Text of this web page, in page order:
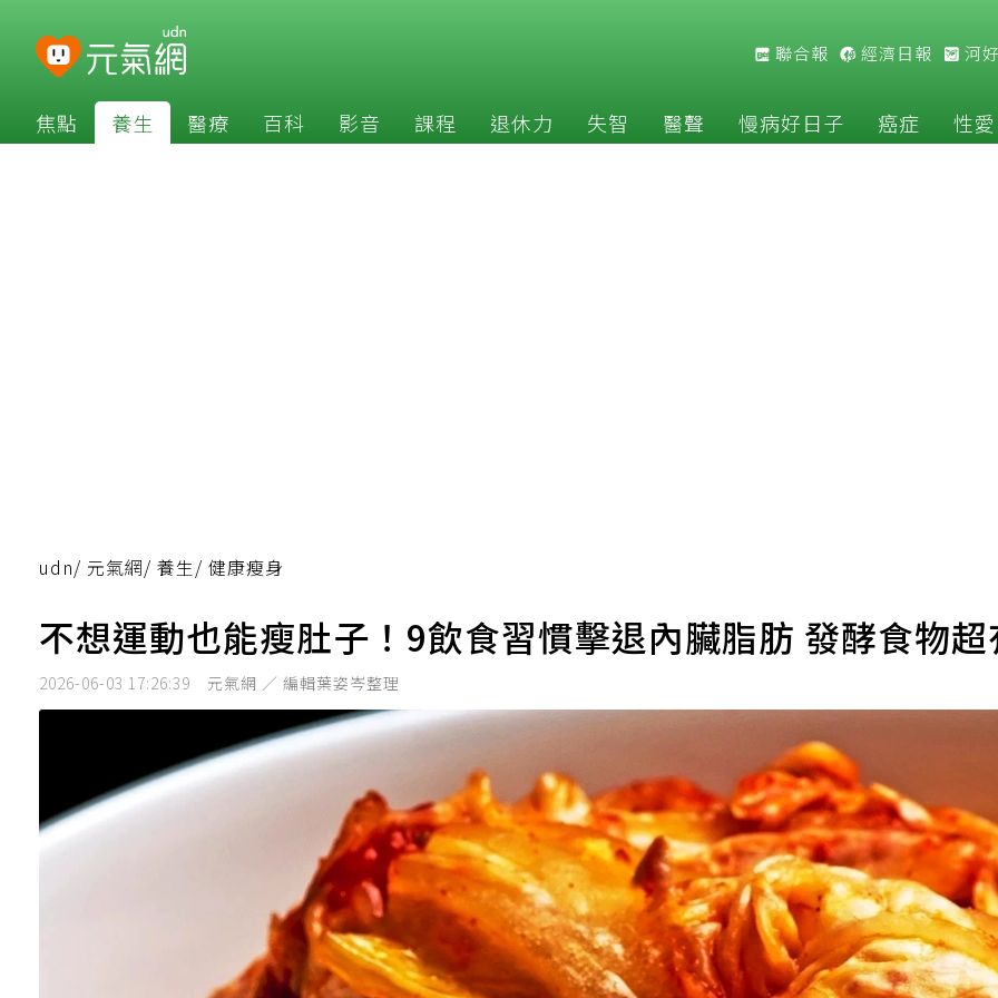
聯合報 經濟日報 河
焦點 養生 醫療 百科 影音 課程 退休力 失智 醫聲 慢病好日子 癌症 性愛
udn/ 元氣網/ 養生/ 健康瘦身
不想運動也能瘦肚子！9飲食習慣擊退內臟脂肪 發酵食物
2026-06-03 17:26:39 元氣網 ／ 編輯葉姿岑整理